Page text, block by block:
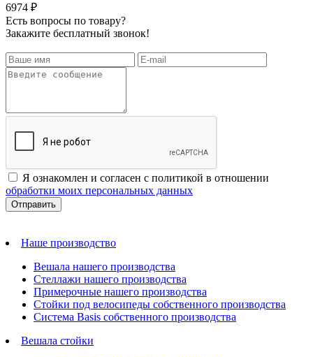
6974 ₽
Есть вопросы по товару?
Закажите бесплатный звонок!
Я ознакомлен и согласен с политикой в отношении
обработки моих персональных данных
Наше производство
Вешала нашего производства
Стеллажи нашего производства
Примерочные нашего производства
Стойки под велосипеды собственного производства
Система Basis собственного производства
Вешала стойки